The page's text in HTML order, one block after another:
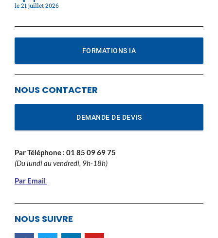
21 juillet 2026
FORMATIONS IA
NOUS CONTACTER
DEMANDE DE DEVIS
Par Téléphone : 01 85 09 69 75
(Du lundi au vendredi, 9h-18h)
Par Email
NOUS SUIVRE